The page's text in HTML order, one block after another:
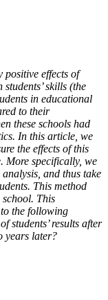
positive effects of
skills (the
in educational
to their
these schools had
In this article, we
the effects of this
More specifically, we
and thus take
This method
This
the following
students’ results after
years later?